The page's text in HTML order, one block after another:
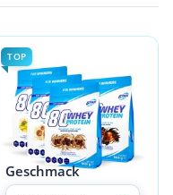
TOP
Geschmack